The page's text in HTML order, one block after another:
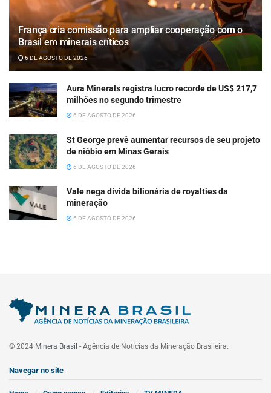
França cria comissão para ampliar cooperação com o
Brasil em minerais críticos
6 DE AGOSTO DE 2026
Aura Minerals registra lucro recorde de US$ 217,7
milhões no segundo trimestre
6 DE AGOSTO DE 2026
St George prevê aumentar recursos de seu projeto
de nióbio em Minas Gerais
6 DE AGOSTO DE 2026
Vale nega dívida bilionária de royalties da
mineração
6 DE AGOSTO DE 2026
© 2024 Minera Brasil - Agência de Notícias da Mineração Brasileira.
Navegar no site